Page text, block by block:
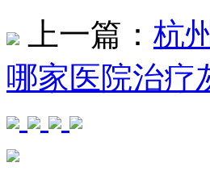
上一篇： 杭
哪家医院治疗